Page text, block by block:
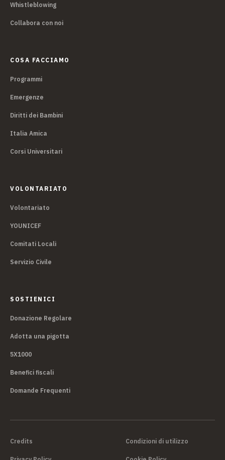
Whistleblowing
Collabora con noi
COSA FACCIAMO
Programmi
Emergenze
Diritti dei Bambini
Italia Amica
Corsi Universitari
VOLONTARIATO
Volontariato
YOUNICEF
Comitati Locali
Servizio Civile
SOSTIENICI
Donazione Regolare
Adotta una pigotta
5X1000
Benefici fiscali
Domande Frequenti
Credits Condizioni di utilizzo